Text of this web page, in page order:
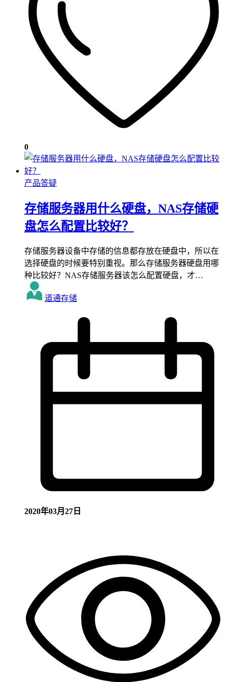
0
产品答疑
存储服务器用什么硬盘，NAS存储硬
盘怎么配置比较好？
存储服务器设备中存储的信息都存放在硬盘中，所以在
选择硬盘的时候要特别重视。那么存储服务器硬盘用哪
种比较好？NAS存储服务器该怎么配置硬盘，才…
道通存储
2020年03月27日